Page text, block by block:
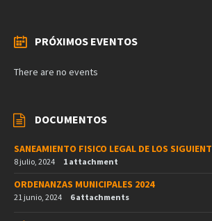
PRÓXIMOS EVENTOS
There are no events
DOCUMENTOS
SANEAMIENTO FISICO LEGAL DE LOS
8 julio, 2024 1 attachment
ORDENANZAS MUNICIPALES 2024
21 junio, 2024 6 attachments